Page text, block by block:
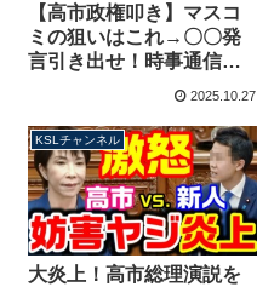
【高市政権叩き】マスコ
ミの狙いはこれ→〇〇発
言引き出せ！時事通信は
大誤報、訂正もなく開き
い【KSLチャンネル】
2025.10.27
KSLチャンネル
大炎上！高市総理演説を